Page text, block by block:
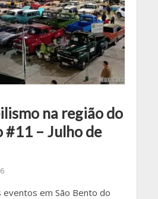
na região do
#11 – Julho de
em São Bento do